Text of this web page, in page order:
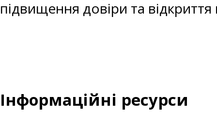
підвищення довіри та
Інформаційні ресурси